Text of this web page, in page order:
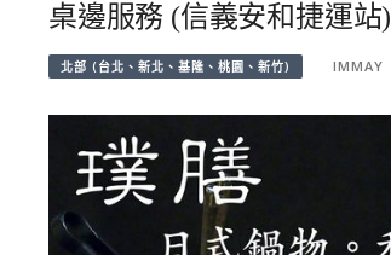
桌邊服務 (信義安和捷運站)
北部 (台北、新北、基隆、桃園、新竹) IMMAY